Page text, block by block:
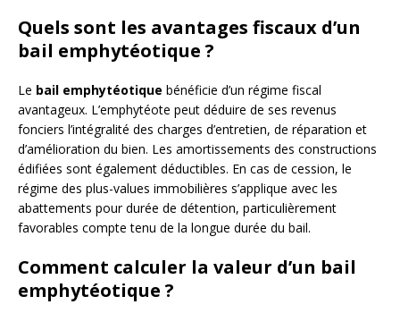
Quels sont les avantages fiscaux d’un
bail emphytéotique ?
Le bail emphytéotique bénéficie d’un régime fiscal
avantageux. L’emphytéote peut déduire de ses revenus
fonciers l’intégralité des charges d’entretien, de réparation et
d’amélioration du bien. Les amortissements des constructions
édifiées sont également déductibles. En cas de cession, le
régime des plus-values immobilières s’applique avec les
abattements pour durée de détention, particulièrement
favorables compte tenu de la longue durée du bail.
Comment calculer la valeur d’un bail
emphytéotique ?